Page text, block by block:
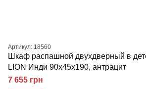
Артикул: 18560
Шкаф распашной двухдверный в
LION Инди 90х45х190, антрацит
7 655 грн